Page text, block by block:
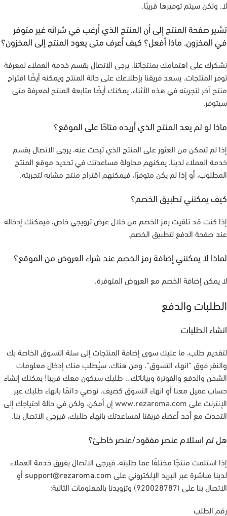
لا. ولكن سيتم توفيرها قريبًا.
تشير صفحة المنتج إلى أن المنتج الذي أرغب في شرائه غير متوفر
في المخزون. ماذا أفعل؟ كيف أعرف متى يعود المنتج إلى المخزون؟
نشكرك على اهتمامك بمنتجاتنا. يرجى الاتصال بقسم خدمة العملاء لمعرفة
توفر المنتجات. يسعد فريقنا بإطلاعك على حالة المنتج ويمكنه أيضًا اقتراح
منتج آخر لتجربته في هذه الأثناء. يمكنك أيضًا متابعة المنتج لمعرفة متى
سيتوفر.
ماذا لو لم يعد المنتج الذي أريده متاحًا على الموقع؟
إذا لم تتمكن من العثور على المنتج الذي تبحث عنه، يرجى الاتصال بقسم
خدمة العملاء لدينا. يمكنهم محاولة مساعدتك في تحديد موقع المنتج
المطلوب، أو إذا لم يكن متوفرًا، فيمكنهم اقتراح منتج مشابه لتجربته.
كيف يمكنني تطبيق الخصم؟
إذا كنت قد تلقيت رمز الخصم من خلال عرض ترويجي خاص، فيمكنك إدخاله
عند صفحة الدفع لتطبيق الخصم.
لماذا لا يمكنني إضافة رمز الخصم عند شراء العروض من الموقع؟
لا يمكن إضافة الخصم مع العروض المتوفرة.
الطلبات والدفع
انشاء الطلبات
لتقديم طلب، ما عليك سوى إضافة المنتجات إلى سلة التسوق الخاصة بك
والنقر فوق “انهاء التسوق”. ومن هناك، سيُطلب منك إدخال معلومات
الشحن والدفع والفوترة وبياناتك… طلبك سيكون معك قريبا! يمكنك إنشاء
حساب عميل معنا أو انهاء التسوق كضيف. نوصي دائمًا بانهاء طلبك عبر
الإنترنت على www.rezaroma.com إن أمكن، ولكن في حالة احتياجك إلى
التحدث مع أحد أعضاء فريقنا لمساعدتك بانهاء طلبك، فيرجى الاتصال بنا.
هل تم استلام عنصر مفقود/عنصر خاطئ؟
إذا استلمت منتجًا مختلفًا عما طلبته، فيرجى الاتصال بفريق خدمة العملاء
لدينا مباشرة عبر البريد الإلكتروني على support@rezaroma.com أو
الاتصال بنا على (920028787) وتزويدنا بالمعلومات التالية:
رقم الطلب